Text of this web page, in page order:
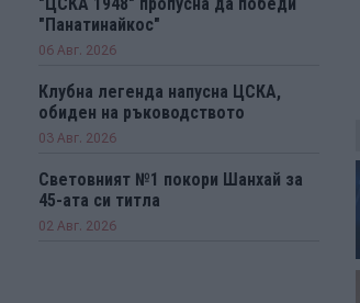
"Панатинайкос"
06 Авг. 2026
Клубна легенда напусна ЦСКА,
обиден на ръководството
03 Авг. 2026
Световният №1 покори Шанхай за
45-ата си титла
02 Авг. 2026